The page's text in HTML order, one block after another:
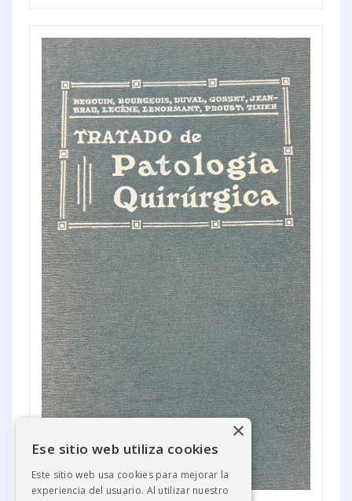
×
Ese sitio web utiliza cookies
Este sitio web usa cookies para mejorar la
experiencia del usuario. Al utilizar nuestro